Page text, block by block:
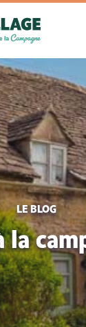
LE BLOG
la